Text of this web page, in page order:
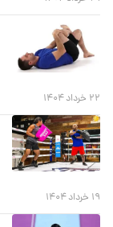
۲۲ خرداد ۱۴۰۴
۱۹ خرداد ۱۴۰۴